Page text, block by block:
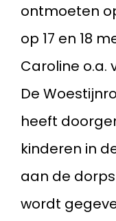
ontmoeten
op 17 en 18
Caroline o.a.
De
heeft
kinderen in
aan de
wordt